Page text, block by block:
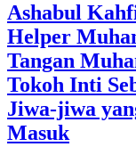
Ashabul
Helper
Tangan
Tokoh Inti
Jiwa-jiwa
Masuk